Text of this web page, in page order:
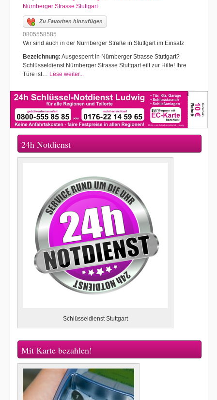
Nürnberger Strasse Stuttgart
Zu Favoriten hinzufügen
0805558585
Wir sind auch in der Nürnberger Straße in Stuttgart im Einsatz
Bezeichnung: Ausgesperrt in Nürnberger Strasse Stuttgart?
Schlüsseldienst Nürnberger Strasse Stuttgart eilt zur Hilfe! Ihre
Türe ist… Lese weiter...
24h Notdienst
Schlüsseldienst Stuttgart
Mit Karte bezahlen!